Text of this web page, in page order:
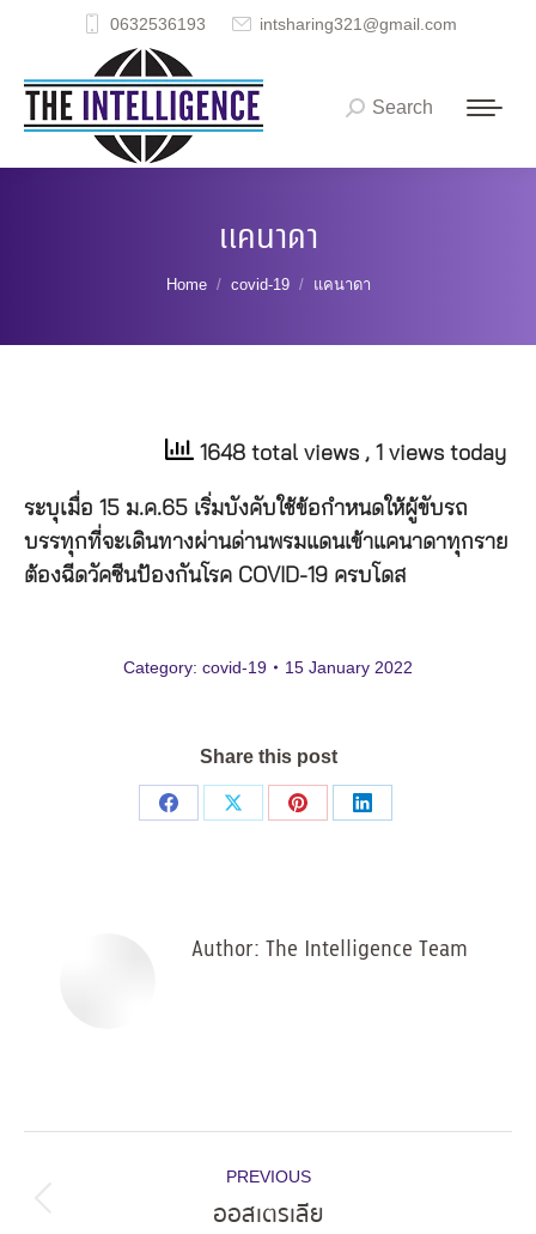
0632536193 intsharing321@gmail.com
Search:
Search
แคนาดา
You are here:
Home covid-19 แคนาดา
1648 total views , 1 views today
ระบุเมื่อ 15 ม.ค.65 เริ่มบังคับใช้ข้อกำหนดให้ผู้ขับรถ
บรรทุกที่จะเดินทางผ่านด่านพรมแดนเข้าแคนาดาทุกราย
ต้องฉีดวัคซีนป้องกันโรค COVID-19 ครบโดส
Category: covid-19 15 January 2022
Share this post
Share
Share
Share
Share
Author: The Intelligence Team
navigation
PREVIOUS
Previous
ออสเตรเลีย